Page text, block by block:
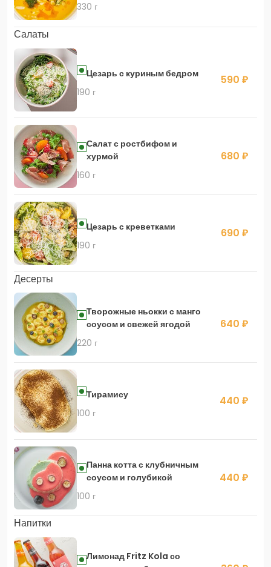
330 г
Салаты
Цезарь с куриным бедром
190 г
590 ₽
Салат с ростбифом и
хурмой
160 г
680 ₽
Цезарь с креветками
190 г
690 ₽
Десерты
Творожные ньокки с манго
соусом и свежей ягодой
220 г
640 ₽
Тирамису
100 г
440 ₽
Панна котта с клубничным
соусом и голубикой
100 г
440 ₽
Напитки
Лимонад Fritz Kola со